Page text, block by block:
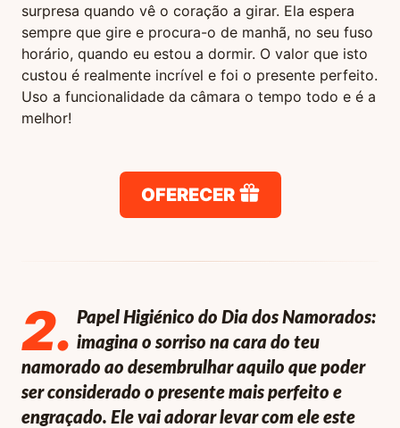
surpresa quando vê o coração a girar. Ela espera
sempre que gire e procura-o de manhã, no seu fuso
horário, quando eu estou a dormir. O valor que isto
custou é realmente incrível e foi o presente perfeito.
Uso a funcionalidade da câmara o tempo todo e é a
melhor!
OFERECER
2. Papel Higiénico do Dia dos Namorados:
imagina o sorriso na cara do teu
namorado ao desembrulhar aquilo que poder
ser considerado o presente mais perfeito e
engraçado. Ele vai adorar levar com ele este